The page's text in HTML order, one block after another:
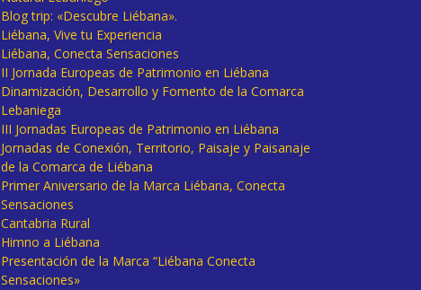
Blog trip: «Descubre Liébana».
Liébana, Vive tu Experiencia
Liébana, Conecta Sensaciones
II Jornada Europeas de Patrimonio en Liébana
Dinamización, Desarrollo y Fomento de la Comarca
Lebaniega
III Jornadas Europeas de Patrimonio en Liébana
Jornadas de Conexión, Territorio, Paisaje y Paisanaje
de la Comarca de Liébana
Primer Aniversario de la Marca Liébana, Conecta
Sensaciones
Cantabria Rural
Himno a Liébana
Presentación de la Marca “Liébana Conecta
Sensaciones»